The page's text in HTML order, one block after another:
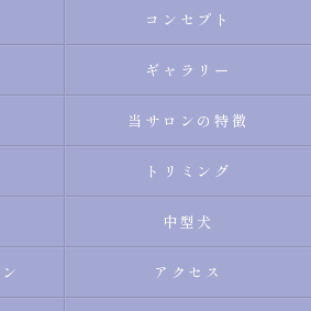
コンセプト
ギャラリー
当サロンの特徴
トリミング
中型犬
アクセス